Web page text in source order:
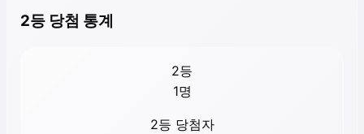
2등 당첨 통계
2등
1명
2등 당첨자